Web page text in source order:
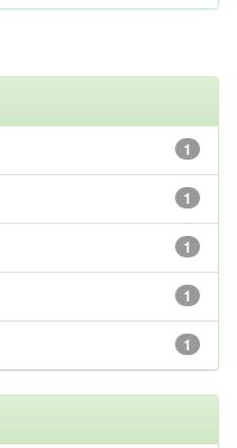
1
1
1
1
1